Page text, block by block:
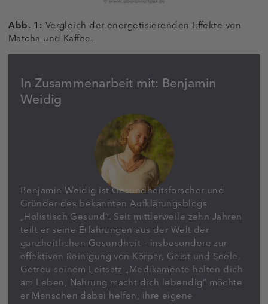
Abb. 1: Vergleich der energetisierenden Effekte von
Matcha und Kaffee.
In Zusammenarbeit mit: Benjamin
Weidig
Benjamin Weidig ist Gesundheitsforscher und
Gründer des bekannten Aufklärungsblogs
„Holistisch Gesund“. Seit mittlerweile zehn Jahren
teilt er seine Erfahrungen aus der Welt der
ganzheitlichen Gesundheit – insbesondere zur
effektiven Reinigung von Körper, Geist und Seele.
Getreu seinem Leitsatz „Medikamente halten dich
am Leben, Nahrung macht dich lebendig“ möchte
er Menschen dabei helfen, ihre eigene